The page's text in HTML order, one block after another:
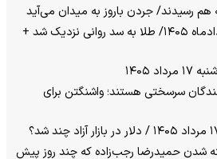
هم رسیدند/ جردن باروز به میدان می‌آید
قیمت طلا امروز ۱۵ مردادماه ۱۴۰۵/ طلا به سد روانی نزدیک شد +
۱۴۰۵
سرسختی هستند؛ واشنگتن برای
شدن حمیدرضا رجب‌زاده که چند روز پیش